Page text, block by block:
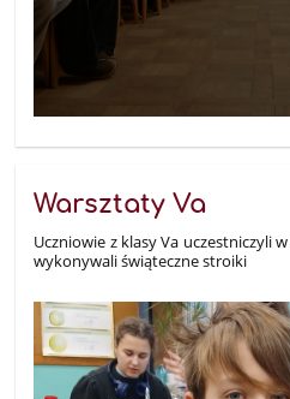
Warsztaty Va
Uczniowie z klasy Va uczestniczyli
wykonywali świąteczne stroiki